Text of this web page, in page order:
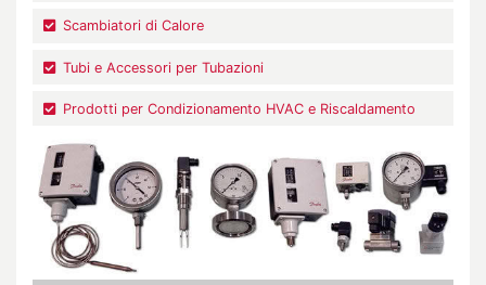
Scambiatori di Calore
Tubi e Accessori per Tubazioni
Prodotti per Condizionamento HVAC e Riscaldamento